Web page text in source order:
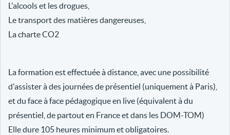
L'alcools et les drogues,
Le transport des matières dangereuses,
La charte CO2
La formation est effectuée à distance, avec une possibilité
d'assister à des journées de présentiel (uniquement à Paris),
et du face à face pédagogique en live (équivalent à du
présentiel, de partout en France et dans les DOM-TOM)
Elle dure 105 heures minimum et obligatoires.